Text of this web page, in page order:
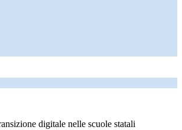
digitale nelle scuole statali